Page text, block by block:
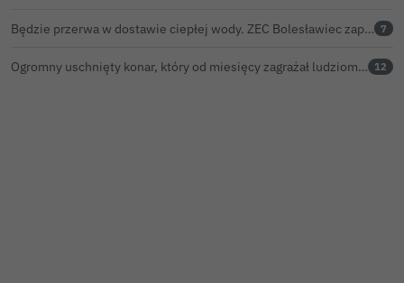
Będzie przerwa w dostawie ciepłej wody. ZEC Bolesławiec zapowiada prace remontowe 7
Ogromny uschnięty konar, który od miesięcy zagrażał ludziom w Bolesławcu, wycięty 12